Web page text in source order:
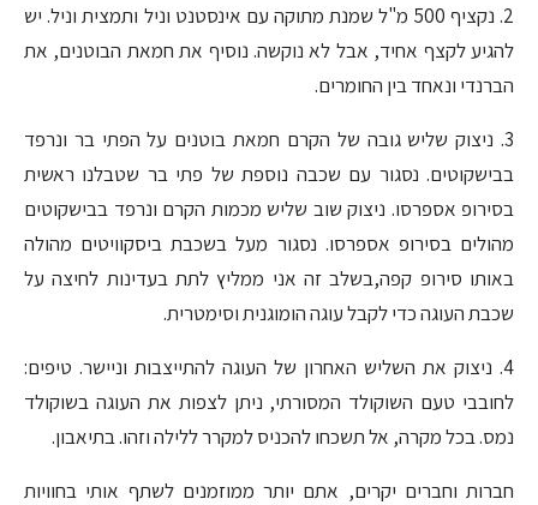
2. נקציף 500 מ"ל שמנת מתוקה עם אינסטנט וניל ותמצית וניל. יש
להגיע לקצף אחיד, אבל לא נוקשה. נוסיף את חמאת הבוטנים, את
הברנדי ונאחד בין החומרים.
3. ניצוק שליש גובה של הקרם חמאת בוטנים על הפתי בר ונרפד
בבישקוטים. נסגור עם שכבה נוספת של פתי בר שטבלנו ראשית
בסירופ אספרסו. ניצוק שוב שליש מכמות הקרם ונרפד בבישקוטים
מהולים בסירופ אספרסו. נסגור מעל בשכבת ביסקוויטים מהולה
באותו סירופ קפה,בשלב זה אני ממליץ לתת בעדינות לחיצה על
שכבת העוגה כדי לקבל עוגה הומוגנית וסימטרית.
4. ניצוק את השליש האחרון של העוגה להתייצבות וניישר. טיפים:
לחובבי טעם השוקולד המסורתי, ניתן לצפות את העוגה בשוקולד
נמס. בכל מקרה, אל תשכחו להכניס למקרר ללילה וזהו. בתיאבון.
חברות וחברים יקרים, אתם יותר ממוזמנים לשתף אותי בחוויות